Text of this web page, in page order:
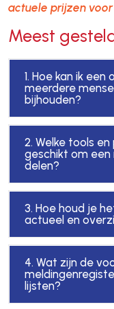
actuele prijzen
Meest
1. Hoe kan ik
meerdere
bijhouden?
2. Welke tools
geschikt om
delen?
3. Hoe houd je
actueel en
4. Wat zijn de
lijsten?